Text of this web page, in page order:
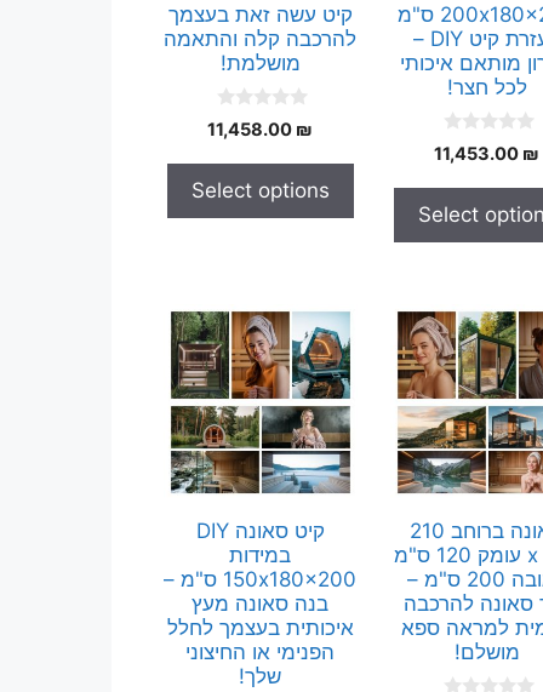
200x180x200 ס"מ
בעזרת קיט DIY –
מותאם איכותי
לכל חצר!
0
o
o
5
11,453.00 ₪
Select
קיט עשה זאת בעצמך
להרכבה קלה והתאמה
מושלמת!
0
o
o
5
11,458.00 ₪
Select options
סאונה ברוחב 210
ס"מ x עומק 120 ס"מ
x גובה 200 ס"מ –
סאונה להרכבה
למראה ספא
מושלם!
קיט סאונה DIY
במידות
150x180x200 ס"מ –
בנה סאונה מעץ
איכותית בעצמך לחלל
הפנימי או החיצוני
שלך!